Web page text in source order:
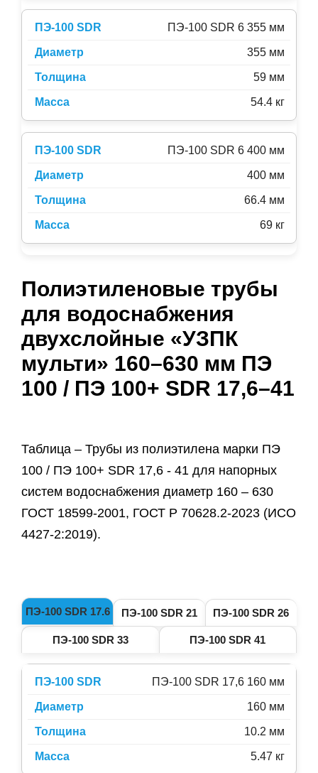
ПЭ-100 SDR 6 355 мм
355 мм
59 мм
54.4 кг
ПЭ-100 SDR 6 400 мм
400 мм
66.4 мм
69 кг
Полиэтиленовые трубы
для водоснабжения
двухслойные «УЗПК
мульти» 160–630 мм ПЭ
100 / ПЭ 100+ SDR 17,6–41
Таблица – Трубы из полиэтилена марки ПЭ
100 / ПЭ 100+ SDR 17,6 - 41 для напорных
систем водоснабжения диаметр 160 – 630
ГОСТ 18599-2001, ГОСТ Р 70628.2-2023 (ИСО
4427-2:2019).
ПЭ-100 SDR 17.6 ПЭ-100 SDR 21 ПЭ-100 SDR 26
ПЭ-100 SDR 33 ПЭ-100 SDR 41
ПЭ-100 SDR 17,6 160 мм
160 мм
10.2 мм
5.47 кг